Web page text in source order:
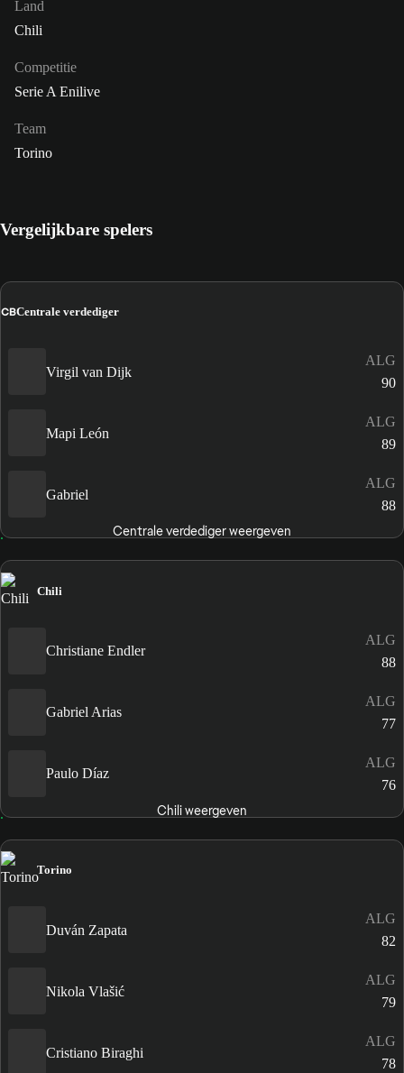
Land
Chili
Competitie
Serie A Enilive
Team
Torino
Vergelijkbare spelers
CBCentrale verdediger
Virgil van Dijk
ALG
90
Mapi León
ALG
89
Gabriel
ALG
88
Centrale verdediger weergeven
Chili
Christiane Endler
ALG
88
Gabriel Arias
ALG
77
Paulo Díaz
ALG
76
Chili weergeven
Torino
Duván Zapata
ALG
82
Nikola Vlašić
ALG
79
Cristiano Biraghi
ALG
78